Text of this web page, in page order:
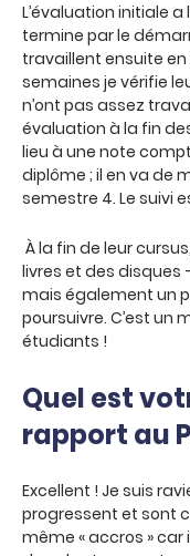
L’évaluation initiale
termine par le
travaillent ensuite
semaines je vérifie
n’ont pas assez
évaluation à la fin
lieu à une note
diplôme ; il en va de
semestre 4. Le suivi
À la fin de leur
livres et des disques
mais également un
poursuivre. C’est un
étudiants !
Quel est
rapport au
Excellent ! Je suis
progressent et sont
même « accros »